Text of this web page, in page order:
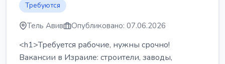
Требуются
Тель Авив Опубликовано: 07.06.2026
<h1>Требуется рабочие, нужны срочно!
Вакансии в Израиле: строители, заводы,